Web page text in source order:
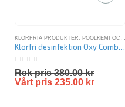
KLORFRIA PRODUKTER POOLKEMI OCH POOLVÅRD
Klorfri desinfektion Oxy CombiTabs
0out of 5
Rek pris380.00kr
Vårt pris 235.00 kr